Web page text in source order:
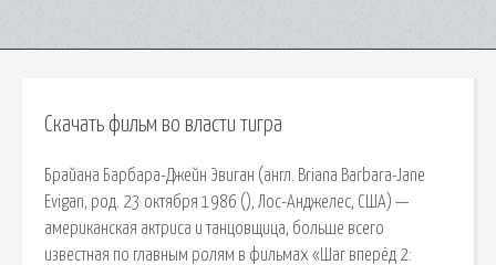
Скачать фильм во власти тигра
Брайана Барбара-Джейн Эвиган (англ. Briana Barbara-Jane
Evigan, род. 23 октября 1986 (), Лос-Анджелес, США) —
американская актриса и танцовщица, больше всего
известная по главным ролям в фильмах «Шаг вперёд 2: